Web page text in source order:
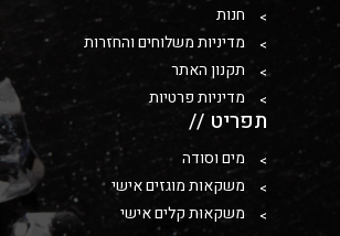
חנות
מדיניות משלוחים והחזרות
תקנון האתר
מדיניות פרטיות
תפריט //
מים וסודה
משקאות מוגזים אישי
משקאות קלים אישי